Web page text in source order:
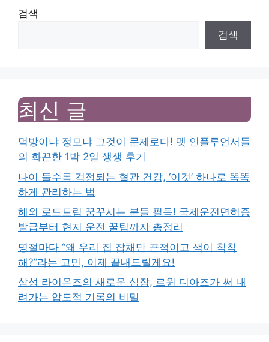
검색
검색
최신 글
먹방이냐 정모냐 그것이 문제로다! 펫 인플루언서들
의 화끈한 1박 2일 생생 후기
나이 들수록 걱정되는 혈관 건강, ‘이것’ 하나로 똑똑
하게 관리하는 법
해외 로드트립 꿈꾸시는 분들 필독! 국제운전면허증
발급부터 현지 운전 꿀팁까지 총정리
명절마다 “왜 우리 집 잡채만 끈적이고 색이 칙칙
해?”라는 고민, 이제 끝내드릴게요!
삼성 라이온즈의 새로운 심장, 르윈 디아즈가 써 내
려가는 압도적 기록의 비밀